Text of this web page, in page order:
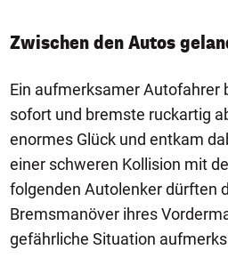
Zwischen den Autos
Ein aufmerksamer Autofahrer
sofort und bremste ruckartig
enormes Glück und entkam
einer schweren Kollision mit
folgenden Autolenker dürften
Bremsmanöver ihres
gefährliche Situation